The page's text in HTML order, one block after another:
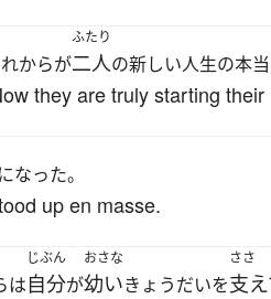
からが
ふたり
二人の新しい人生の本当
they are truly starting
になった。
up en masse.
は
じぶん
自分が
おさな
幼いきょうだいを
ささ
支